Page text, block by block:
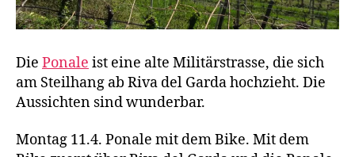
Die Ponale ist eine alte Militärstrasse, die sich
am Steilhang ab Riva del Garda hochzieht. Die
Aussichten sind wunderbar.
Montag 11.4. Ponale mit dem Bike. Mit dem